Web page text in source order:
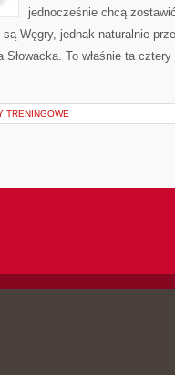
jednocześnie chcą
Węgry, jednak naturalnie
Słowacka. To właśnie ta
TRENINGOWE